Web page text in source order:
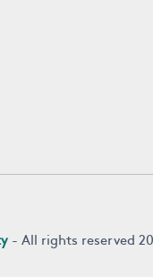
- All rights reserved